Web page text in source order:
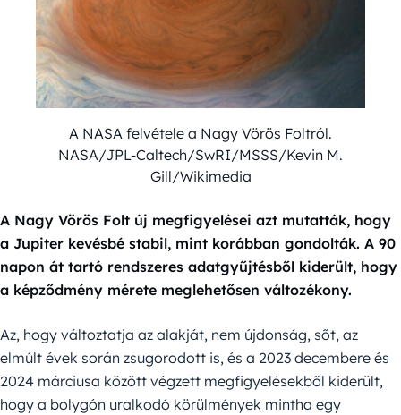
A NASA felvétele a Nagy Vörös Foltról.
NASA/JPL-Caltech/SwRI/MSSS/Kevin M.
Gill/Wikimedia
A Nagy Vörös Folt új megfigyelései azt mutatták, hogy
a Jupiter kevésbé stabil, mint korábban gondolták. A 90
napon át tartó rendszeres adatgyűjtésből kiderült, hogy
a képződmény mérete meglehetősen változékony.
Az, hogy változtatja az alakját, nem újdonság, sőt, az
elmúlt évek során zsugorodott is, és a 2023 decembere és
2024 márciusa között végzett megfigyelésekből kiderült,
hogy a bolygón uralkodó körülmények mintha egy